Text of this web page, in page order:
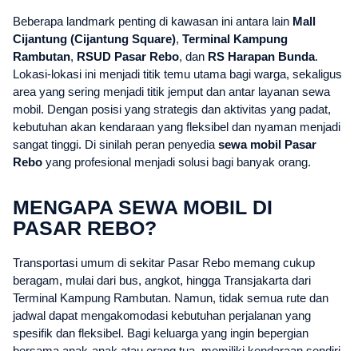
Beberapa landmark penting di kawasan ini antara lain Mall
Cijantung (Cijantung Square), Terminal Kampung
Rambutan, RSUD Pasar Rebo, dan RS Harapan Bunda.
Lokasi-lokasi ini menjadi titik temu utama bagi warga, sekaligus
area yang sering menjadi titik jemput dan antar layanan sewa
mobil. Dengan posisi yang strategis dan aktivitas yang padat,
kebutuhan akan kendaraan yang fleksibel dan nyaman menjadi
sangat tinggi. Di sinilah peran penyedia sewa mobil Pasar
Rebo yang profesional menjadi solusi bagi banyak orang.
MENGAPA SEWA MOBIL DI
PASAR REBO?
Transportasi umum di sekitar Pasar Rebo memang cukup
beragam, mulai dari bus, angkot, hingga Transjakarta dari
Terminal Kampung Rambutan. Namun, tidak semua rute dan
jadwal dapat mengakomodasi kebutuhan perjalanan yang
spesifik dan fleksibel. Bagi keluarga yang ingin bepergian